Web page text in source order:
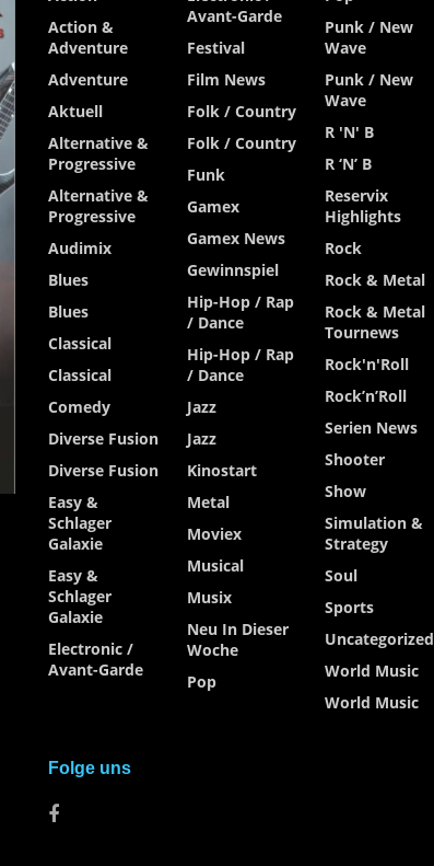
Action &
Adventure
Adventure
Aktuell
Alternative &
Progressive
Alternative &
Progressive
Audimix
Blues
Blues
Classical
Classical
Comedy
Diverse Fusion
Diverse Fusion
Easy &
Schlager
Galaxie
Easy &
Schlager
Galaxie
Electronic /
Avant-Garde
Avant-Garde
Festival
Film News
Folk / Country
Folk / Country
Funk
Gamex
Gamex News
Gewinnspiel
Hip-Hop / Rap
/ Dance
Hip-Hop / Rap
/ Dance
Jazz
Jazz
Kinostart
Metal
Moviex
Musical
Musix
Neu In Dieser
Woche
Pop
Punk / New
Wave
Punk / New
Wave
R 'n' B
R ‘n’ B
Reservix
Highlights
Rock
Rock & Metal
Rock & Metal
Tournews
Rock'n'Roll
Rock’n’Roll
Serien News
Shooter
Show
Simulation &
Strategy
Soul
Sports
Uncategorized
World Music
World Music
Folge uns